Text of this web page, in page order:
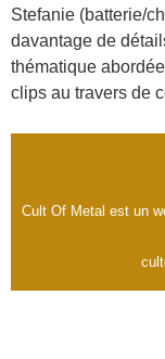
Stefanie (batterie/
davantage de
thématique
clips au travers de
Cult Of Metal est un